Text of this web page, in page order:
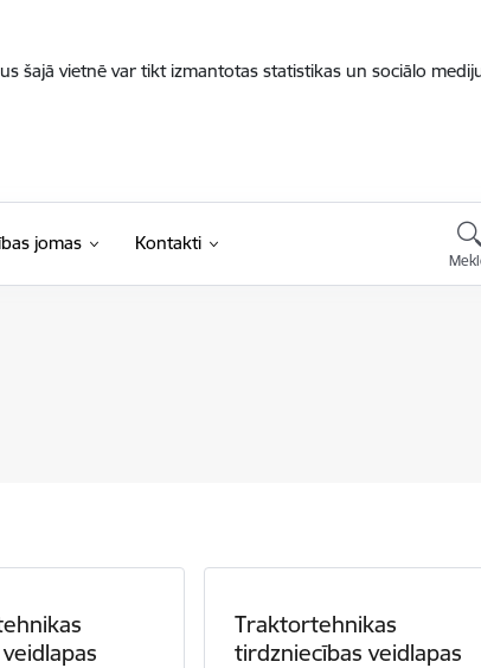
šajā vietnē var tikt izmantotas statistikas un sociālo
jomas Kontakti
Traktortehnikas
tirdzniecības veidlapas